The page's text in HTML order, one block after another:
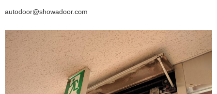
autodoor@showadoor.com